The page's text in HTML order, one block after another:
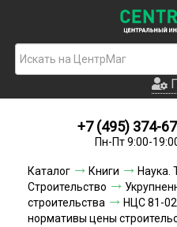
+7 (495) 374-
Пн-Пт 9:00-
Каталог Книги
Наука.
Строительство
строительства
НЦС 81-
нормативы цены